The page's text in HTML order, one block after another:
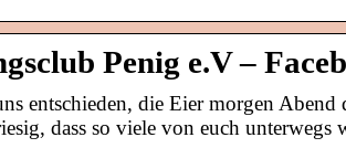
Penig e.V –
entschieden, die Eier morgen
dass so viele von euch unterwegs